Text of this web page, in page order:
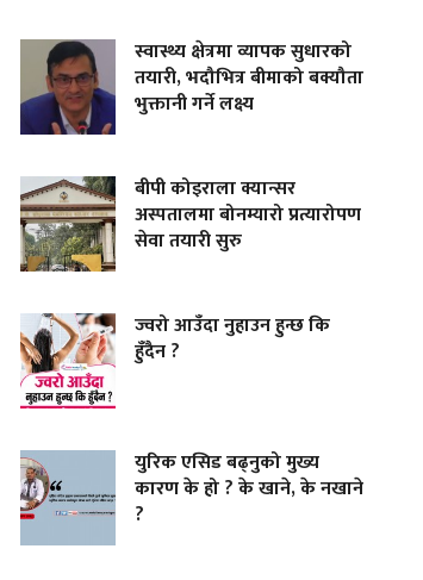
स्वास्थ्य क्षेत्रमा व्यापक सुधारको
तयारी, भदौभित्र बीमाको बक्यौता
भुक्तानी गर्ने लक्ष्य
बीपी कोइराला क्यान्सर
अस्पतालमा बोनम्यारो प्रत्यारोपण
सेवा तयारी सुरु
ज्वरो आउँदा नुहाउन हुन्छ कि
हुँदैन ?
युरिक एसिड बढ्नुको मुख्य
कारण के हो ? के खाने, के नखाने
?